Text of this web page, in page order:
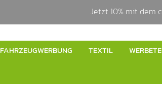
Jetzt 10% mit dem
FAHRZEUGWERBUNG TEXTIL